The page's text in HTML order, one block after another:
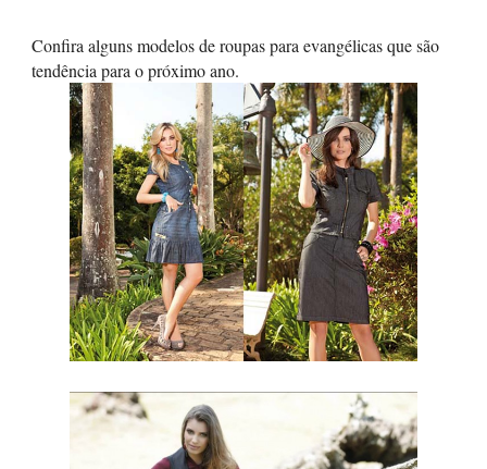
Confira alguns modelos de roupas para evangélicas que são
tendência para o próximo ano.